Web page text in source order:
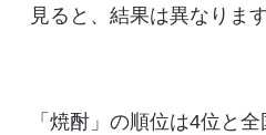
見ると、結果は異なります
「焼酎」の順位は4位と